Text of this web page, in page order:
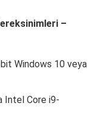
–
Windows 10 veya
Intel Core i9-